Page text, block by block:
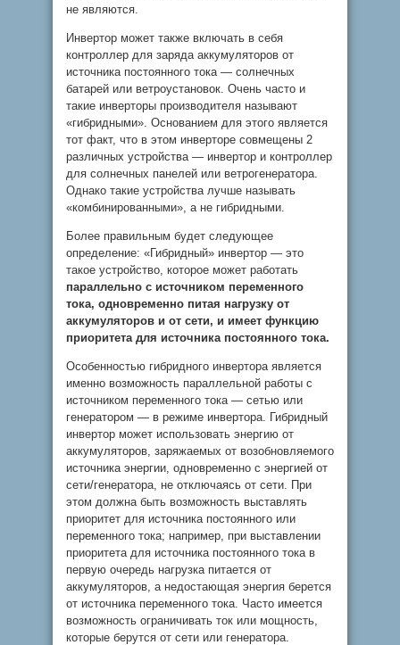
не являются.
Инвертор может также включать в себя
контроллер для заряда аккумуляторов от
источника постоянного тока — солнечных
батарей или ветроустановок. Очень часто и
такие инверторы производителя называют
«гибридными». Основанием для этого является
тот факт, что в этом инверторе совмещены 2
различных устройства — инвертор и контроллер
для солнечных панелей или ветрогенератора.
Однако такие устройства лучше называть
«комбинированными», а не гибридными.
Более правильным будет следующее
определение: «Гибридный» инвертор — это
такое устройство, которое может работать
параллельно с источником переменного
тока, одновременно питая нагрузку от
аккумуляторов и от сети, и имеет функцию
приоритета для источника постоянного тока.
Особенностью гибридного инвертора является
именно возможность параллельной работы с
источником переменного тока — сетью или
генератором — в режиме инвертора. Гибридный
инвертор может использовать энергию от
аккумуляторов, заряжаемых от возобновляемого
источника энергии, одновременно с энергией от
сети/генератора, не отключаясь от сети. При
этом должна быть возможность выставлять
приоритет для источника постоянного или
переменного тока; например, при выставлении
приоритета для источника постоянного тока в
первую очередь нагрузка питается от
аккумуляторов, а недостающая энергия берется
от источника переменного тока. Часто имеется
возможность ограничивать ток или мощность,
которые берутся от сети или генератора.